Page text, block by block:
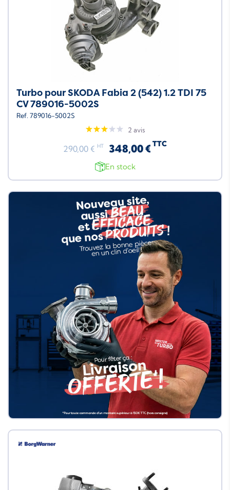
Turbo pour SKODA Fabia 2 (542) 1.2 TDI 75
CV 789016-5002S
Ref. 789016-5002S
2 avis
290,00 € HT 348,00 € TTC
En stock